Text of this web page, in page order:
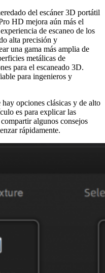
del escáner 3D portátil
HD mejora aún más el
de escaneo de los
alta precisión y
una gama más amplia de
metálicas de
para el escaneado 3D.
para ingenieros y
opciones clásicas y de alto
es para explicar las
algunos consejos
rápidamente.